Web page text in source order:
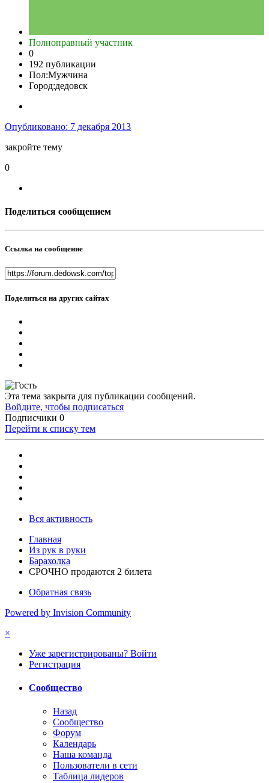
Полноправный участник
0
192 публикации
Пол:Мужчина
Город:дедовск
Опубликовано: 7 декабря 2013
закройте тему
0
Поделиться сообщением
Ссылка на сообщение
Поделиться на других сайтах
Эта тема закрыта для публикации сообщений.
Войдите, чтобы подписаться
Подписчики 0
Перейти к списку тем
Вся активность
Главная
Из рук в руки
Барахолка
СРОЧНО продаются 2 билета
Обратная связь
Powered by Invision Community
×
Уже зарегистрированы? Войти
Регистрация
Сообщество
Назад
Сообщество
Форум
Календарь
Наша команда
Пользователи в сети
Таблица лидеров